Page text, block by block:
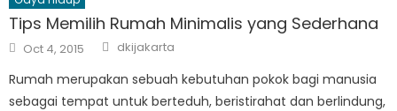
Tips Memilih Rumah Minimalis yang Sederhana
Posted
on
Oct 4, 2015 Author
dkijakarta
Rumah merupakan sebuah kebutuhan pokok bagi manusia
sebagai tempat untuk berteduh, beristirahat dan berlindung,